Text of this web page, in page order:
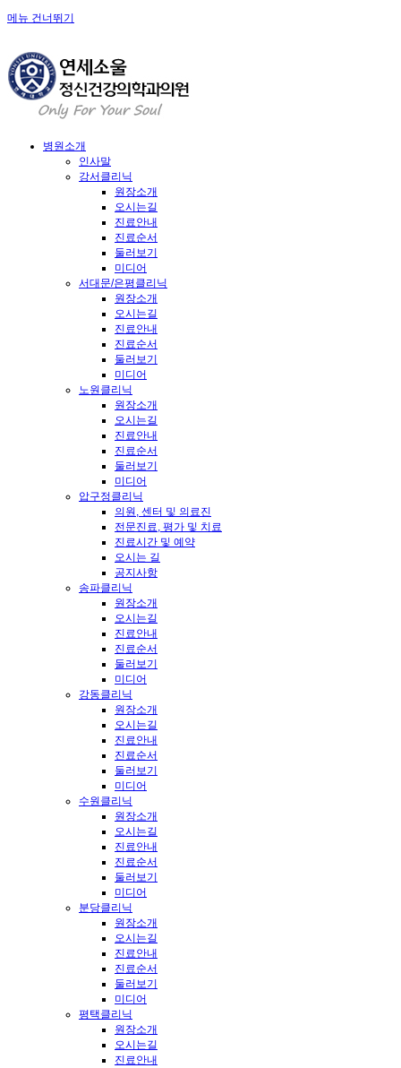
메뉴 건너뛰기
병원소개
인사말
강서클리닉
원장소개
오시는길
진료안내
진료순서
둘러보기
미디어
서대문/은평클리닉
원장소개
오시는길
진료안내
진료순서
둘러보기
미디어
노원클리닉
원장소개
오시는길
진료안내
진료순서
둘러보기
미디어
압구정클리닉
의원, 센터 및 의료진
전문진료, 평가 및 치료
진료시간 및 예약
오시는 길
공지사항
송파클리닉
원장소개
오시는길
진료안내
진료순서
둘러보기
미디어
강동클리닉
원장소개
오시는길
진료안내
진료순서
둘러보기
미디어
수원클리닉
원장소개
오시는길
진료안내
진료순서
둘러보기
미디어
분당클리닉
원장소개
오시는길
진료안내
진료순서
둘러보기
미디어
평택클리닉
원장소개
오시는길
진료안내